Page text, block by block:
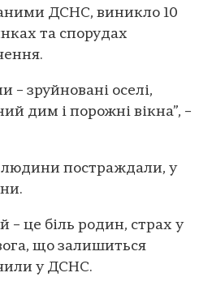
ДСНС, виникло 10
та спорудах
– зруйновані оселі,
дим і порожні вікна”, –
постраждали, у
– це біль родин, страх у
що залишиться
у ДСНС.